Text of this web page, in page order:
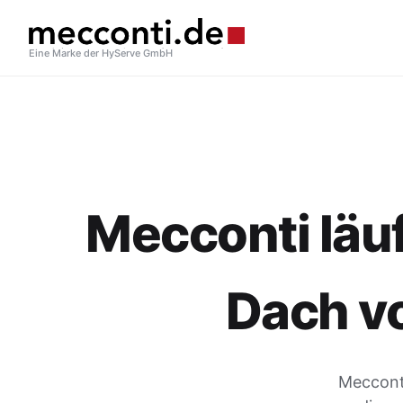
Eine Marke der HyServe GmbH
Mecconti
Dach